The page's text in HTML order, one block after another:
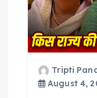
a
t
Tripti
August 4,